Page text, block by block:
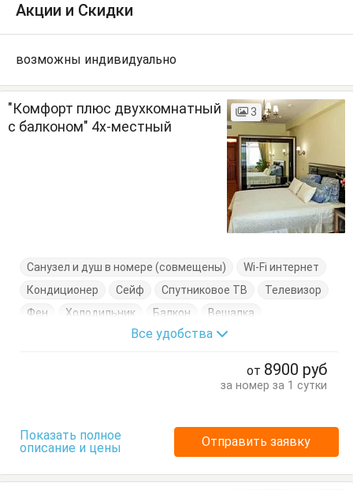
Акции и Скидки
возможны индивидуально
"Комфорт плюс двухкомнатный
с балконом" 4х-местный
3
Санузел и душ в номере (совмещены)
Wi-Fi интернет
Кондиционер
Сейф Спутниковое ТВ
Телевизор
Фен
Холодильник Балкон
Вешалка
Журнальный столик
Все удобства
от 8900 руб
за номер за 1 сутки
Показать полное
описание и цены
Отправить заявку